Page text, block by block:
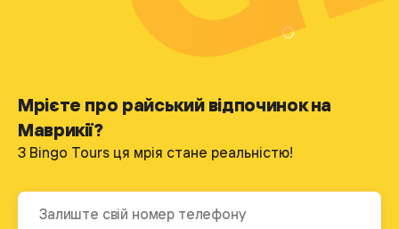
Мрієте про райський відпочинок на
Маврикії?
З Bingo Tours ця мрія стане реальністю!